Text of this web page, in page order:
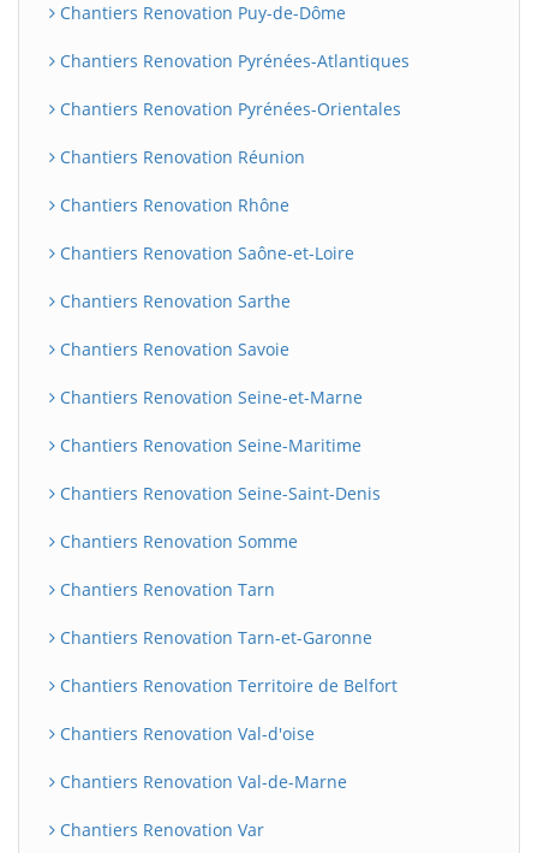
Chantiers Renovation Puy-de-Dôme
Chantiers Renovation Pyrénées-Atlantiques
Chantiers Renovation Pyrénées-Orientales
Chantiers Renovation Réunion
Chantiers Renovation Rhône
Chantiers Renovation Saône-et-Loire
Chantiers Renovation Sarthe
Chantiers Renovation Savoie
Chantiers Renovation Seine-et-Marne
Chantiers Renovation Seine-Maritime
Chantiers Renovation Seine-Saint-Denis
Chantiers Renovation Somme
Chantiers Renovation Tarn
Chantiers Renovation Tarn-et-Garonne
Chantiers Renovation Territoire de Belfort
Chantiers Renovation Val-d'oise
Chantiers Renovation Val-de-Marne
Chantiers Renovation Var